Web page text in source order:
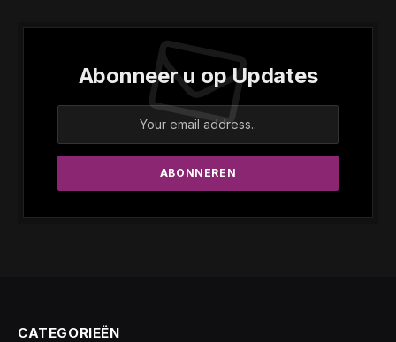
Abonneer u op Updates
CATEGORIEËN